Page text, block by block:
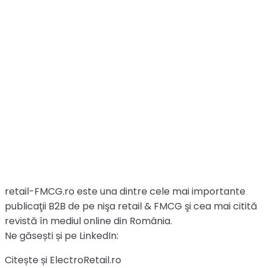
retail-FMCG.ro este una dintre cele mai importante
publicaţii B2B de pe nişa retail & FMCG şi cea mai citită
revistă în mediul online din România.
Ne găsești și pe LinkedIn:
Citește și ElectroRetail.ro